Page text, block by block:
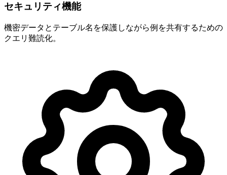
セキュリティ機能
機密データとテーブル名を保護しながら例を共有するための
クエリ難読化。